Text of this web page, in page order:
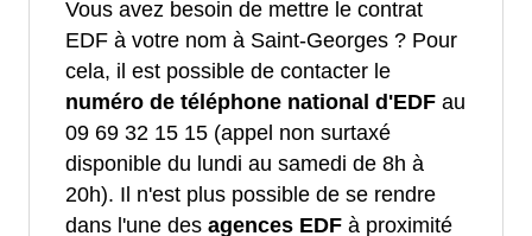
Vous avez besoin de mettre le contrat
EDF à votre nom à Saint-Georges ? Pour
cela, il est possible de contacter le
numéro de téléphone national d'EDF au
09 69 32 15 15 (appel non surtaxé
disponible du lundi au samedi de 8h à
20h). Il n'est plus possible de se rendre
dans l'une des agences EDF à proximité